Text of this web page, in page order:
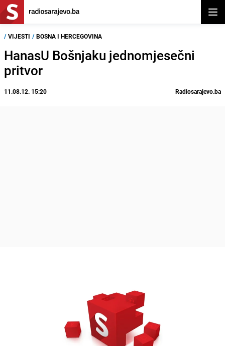
/ VIJESTI / BOSNA I HERCEGOVINA
HanasU Bošnjaku jednomjesečni
pritvor
11.08.12. 15:20 Radiosarajevo.ba